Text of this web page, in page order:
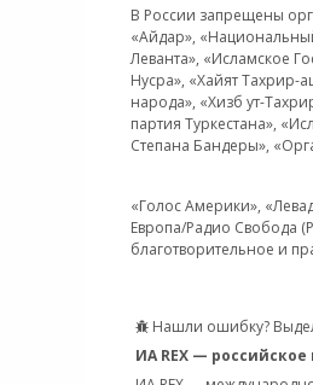
В России запрещены
«Айдар»,
Леванта», «Исламское
Нусра», «Хайят
народа», «Хизб ут-
партия Туркестана»,
Степана Бандеры»,
«Голос Америки»,
Европа/Радио Свобода
благотворительное и
Нашли ошибку?
ИА REX —